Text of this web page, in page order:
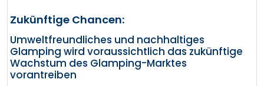
Zukünftige Chancen:
Umweltfreundliches und nachhaltiges
Glamping wird voraussichtlich das zukünftige
Wachstum des Glamping-Marktes
vorantreiben